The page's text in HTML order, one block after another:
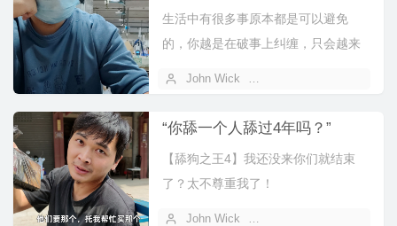
生活中有很多事原本都是可以避免
的，你越是在破事上纠缠，只会越来
John Wick
“你舔一个人舔过4年吗？”
【舔狗之王4】我还没来你们就结束
了？太不尊重我了！
John Wick